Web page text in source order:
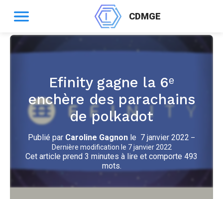
CDMGE
Efinity gagne la 6ᵉ
enchère des parachains
de polkadot
Publié par Caroline Gagnon le 7 janvier 2022 –
Dernière modification le 7 janvier 2022
Cet article prend 3 minutes à lire et comporte 493
mots.